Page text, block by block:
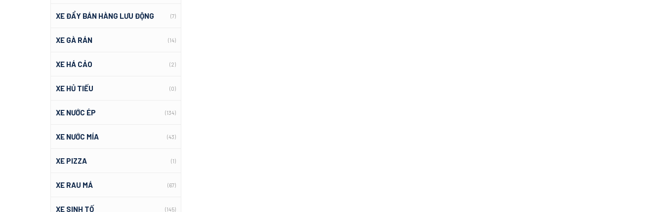
XE ĐẨY BÁN HÀNG LƯU ĐỘNG (7)
XE GÀ RÁN (14)
XE HÁ CẢO (2)
XE HỦ TIẾU (0)
XE NƯỚC ÉP (134)
XE NƯỚC MÍA (43)
XE PIZZA (1)
XE RAU MÁ (67)
XE SINH TỐ (145)